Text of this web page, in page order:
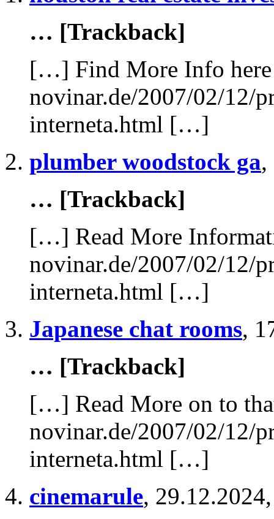
… [Trackback]
[…] Find More Info here
novinar.de/2007/02/12/
interneta.html […]
plumber woodstock ga,
… [Trackback]
[…] Read More
novinar.de/2007/02/12/
interneta.html […]
Japanese chat rooms,
… [Trackback]
[…] Read More on to
novinar.de/2007/02/12/
interneta.html […]
cinemarule,